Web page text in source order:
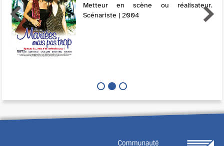
Metteur en scène ou réalisateur.
Scénariste | 2004